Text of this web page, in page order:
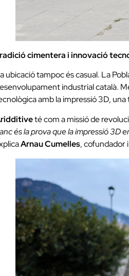
cimentera i innovació
ubicació tampoc és casual. La
industrial català.
amb la impressió 3D,
té com a missió de
és la prova que la impressió 3D
Arnau Cumelles, cofundador